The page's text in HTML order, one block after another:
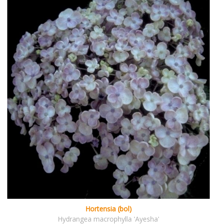
Hortensia (bol)
Hydrangea macrophylla 'Ayesha'